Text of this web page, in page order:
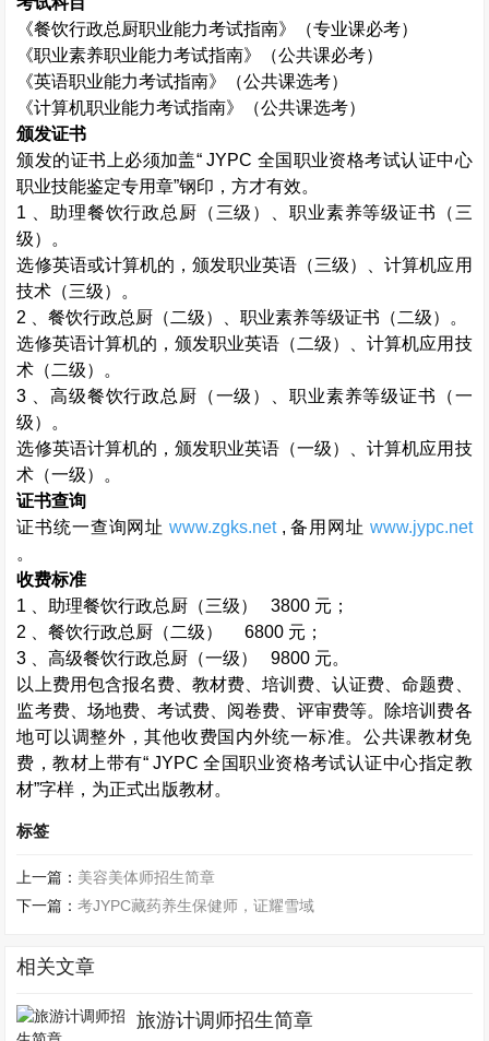
《餐饮行政总厨职业能力考试指南》（专业课必考）
《职业素养职业能力考试指南》（公共课必考）
《英语职业能力考试指南》（公共课选考）
《计算机职业能力考试指南》（公共课选考）
颁发证书
颁发的证书上必须加盖“JYPC 全国职业资格考试认证中心
职业技能鉴定专用章”钢印，方才有效。
1
、助理餐饮行政总厨（三级）、职业素养等级证书（三
级）。
选修英语或计算机的，颁发职业英语（三级）、计算机应用
技术（三级）。
2
、餐饮行政总厨（二级）、职业素养等级证书（二级）。
选修英语计算机的，颁发职业英语（二级）、计算机应用技
术（二级）。
3
、高级餐饮行政总厨（一级）、职业素养等级证书（一
级）。
选修英语计算机的，颁发职业英语（一级）、计算机应用技
术（一级）。
证书查询
证书统一查询网址 www.zgks.net ,备用网址 www.jypc.net
。
收费标准
1
、助理餐饮行政总厨（三级） 3800 元；
2
、餐饮行政总厨（二级） 6800 元；
3
、高级餐饮行政总厨（一级） 9800 元。
以上费用包含报名费、教材费、培训费、认证费、命题费、
监考费、场地费、考试费、阅卷费、评审费等。除培训费各
地可以调整外，其他收费国内外统一标准。公共课教材免
费，教材上带有“ JYPC全国职业资格考试认证中心指定教
材”字样，为正式出版教材。
标签
上一篇： 美容美体师招生简章
下一篇：考JYPC藏药养生保健师，证耀雪域
相关文章
旅游计调师招生简章